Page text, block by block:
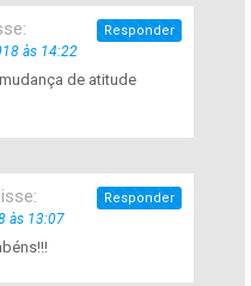
às 14:22
de atitude
Responder
às 13:07
Responder